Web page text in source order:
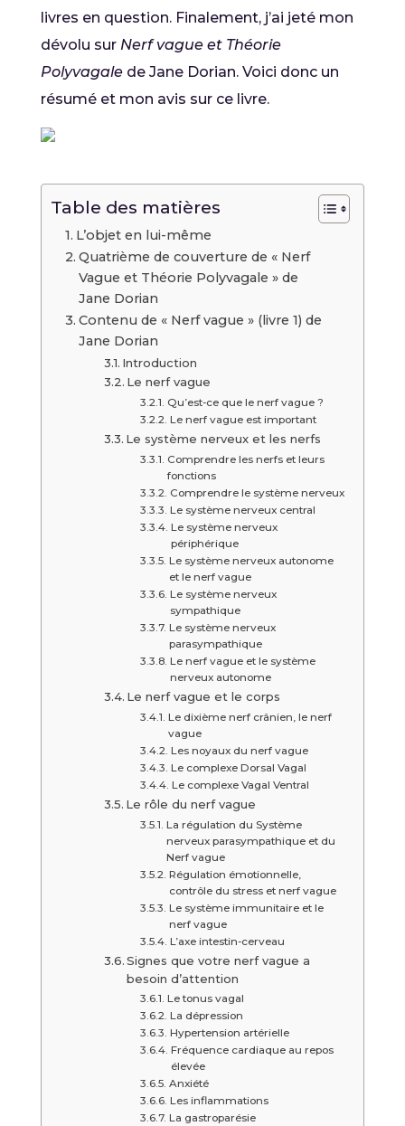
livres en question. Finalement, j’ai jeté mon
dévolu sur Nerf vague et Théorie
Polyvagalede Jane Dorian. Voici donc un
résumé et mon avis sur ce livre.
Table des matières
L’objet en lui-même
Quatrième de couverture de « Nerf
Vague et Théorie Polyvagale » de
Jane Dorian
Contenu de « Nerf vague » (livre 1) de
Jane Dorian
Introduction
Le nerf vague
Qu’est-ce que le nerf vague ?
Le nerf vague est important
Le système nerveux et les nerfs
Comprendre les nerfs et leurs
fonctions
Comprendre le système nerveux
Le système nerveux central
Le système nerveux
périphérique
Le système nerveux autonome
et le nerf vague
Le système nerveux
sympathique
Le système nerveux
parasympathique
Le nerf vague et le système
nerveux autonome
Le nerf vague et le corps
Le dixième nerf crânien, le nerf
vague
Les noyaux du nerf vague
Le complexe Dorsal Vagal
Le complexe Vagal Ventral
Le rôle du nerf vague
La régulation du Système
nerveux parasympathique et du
Nerf vague
Régulation émotionnelle,
contrôle du stress et nerf vague
Le système immunitaire et le
nerf vague
L’axe intestin-cerveau
Signes que votre nerf vague a
besoin d’attention
Le tonus vagal
La dépression
Hypertension artérielle
Fréquence cardiaque au repos
élevée
Anxiété
Les inflammations
La gastroparésie